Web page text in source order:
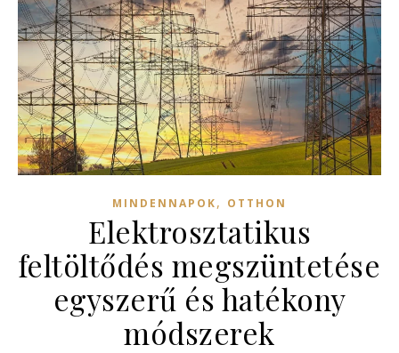
MINDENNAPOK, OTTHON
Elektrosztatikus
feltöltődés megszüntetése
egyszerű és hatékony
módszerek